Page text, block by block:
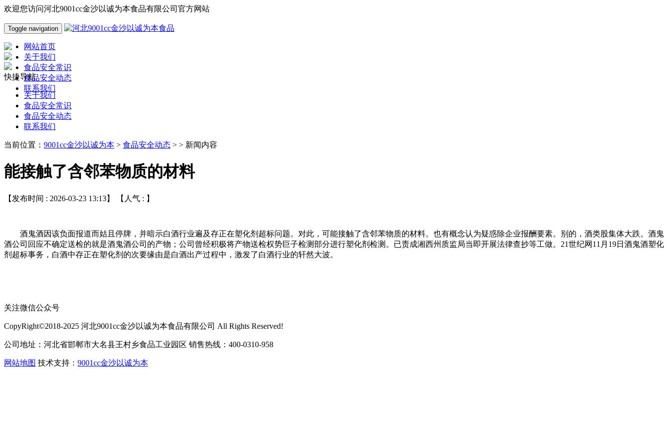
欢迎您访问河北9001cc金沙以诚为本食品有限公司官方网站
Toggle navigation
网站首页
关于我们
食品安全常识
食品安全动态
联系我们
快捷导航
关于我们
食品安全常识
食品安全动态
联系我们
当前位置： 9001cc金沙以诚为本 > 食品安全动态 > > 新闻内容
能接触了含邻苯物质的材料
【发布时间 : 2026-03-23 13:13】 【人气 : 】
酒鬼酒因该负面报道而姑且停牌，并暗示白酒行业遍及存正在塑化剂超标问题。对此，可能接触了含邻苯物质的材料。也有概念认为疑惑除企业报酬要素。别的，酒类股集体大跌。酒鬼
酒公司回应不确定送检的就是酒鬼酒公司的产物；公司曾经积极将产物送检权势巨子检测部分进行塑化剂检测。已责成湘西州质监局当即开展法律查抄等工做。21世纪网11月19日酒鬼酒塑化
剂超标事务，白酒中存正在塑化剂的次要缘由是白酒出产过程中，激发了白酒行业的轩然大波。
关注微信公众号
CopyRight©2018-2025 河北9001cc金沙以诚为本食品有限公司 All Rights Reserved!
公司地址：河北省邯郸市大名县王村乡食品工业园区 销售热线：400-0310-958
网站地图 技术支持： 9001cc金沙以诚为本